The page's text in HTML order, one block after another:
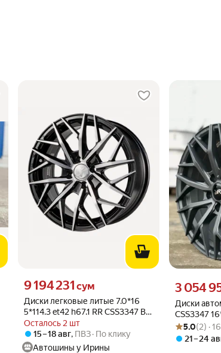
Диски легковые литые 7.0*16
5*114.3 et42 h67.1 RR CSS3347 B-
P(цвет)
Осталось 2 шт
Цена 9194231 сум вместо
9 194 231 сум
15 – 18 авг, ПВЗ По клику
Автошины у Ирины
Диски
CSS3347
MK/M
Цена
3 054
Рейтинг
Оценок: (2) ·
5.0(2) ·
21 – 24